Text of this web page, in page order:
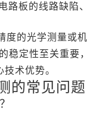
路板的线路缺陷
度的光学测量或
稳定性至关重要
术优势。
的常见问